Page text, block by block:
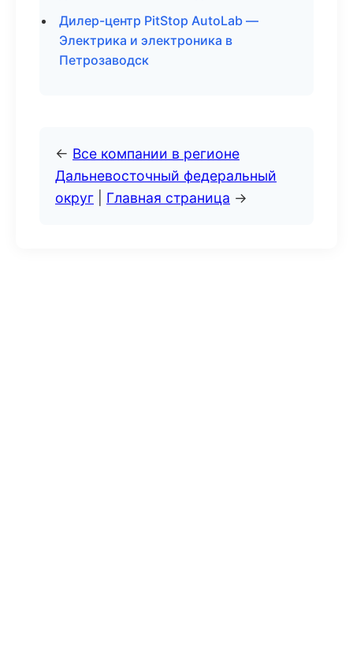
Дилер-центр PitStop AutoLab —
Электрика и электроника в
Петрозаводск
← Все компании в регионе
Дальневосточный федеральный
округ
Главная страница →